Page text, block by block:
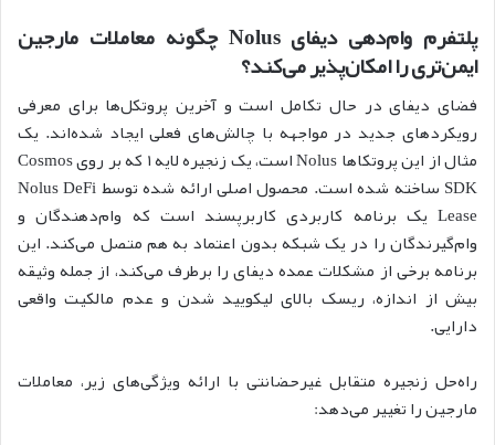
پلتفرم وام‌دهی دیفای Nolus چگونه معاملات مارجین
ایمن‌تری را امکان‌پذیر می‌کند؟
فضای دیفای در حال تکامل است و آخرین پروتکل‌ها برای معرفی
رویکردهای جدید در مواجهه با چالش‌های فعلی ایجاد شده‌اند. یک
مثال از این پروتکا‌ها Nolus است، یک زنجیره لایه ۱ که بر روی Cosmos
SDK ساخته شده است. محصول اصلی ارائه شده توسط Nolus DeFi
Lease یک برنامه کاربردی کاربرپسند است که وام‌دهندگان و
وام‌گیرندگان را در یک شبکه بدون اعتماد به هم متصل می‌کند. این
برنامه برخی از مشکلات عمده دیفای را برطرف می‌کند، از جمله وثیقه
بیش از اندازه، ریسک بالای لیکویید شدن و عدم مالکیت واقعی
دارایی.
راه‌حل زنجیره متقابل غیرحضانتی با ارائه ویژگی‌های زیر، معاملات
مارجین را تغییر می‌دهد: